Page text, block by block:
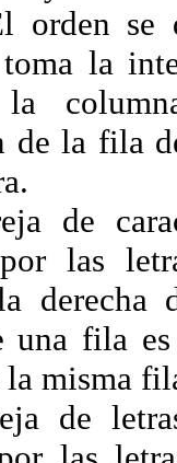
orden se
la
de la fila
de
las
derecha
una fila
la misma
de